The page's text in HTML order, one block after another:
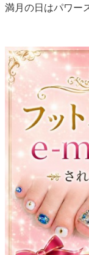
満月の日はパワー